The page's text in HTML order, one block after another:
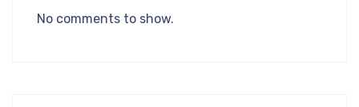
No comments to show.